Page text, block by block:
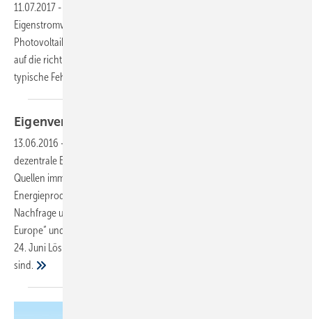
11.07.2017 -
Eigenstromversorgung in Kombination mit Batterien beschert der
Photovoltaik einen neuen Bauboom. Dabei kommt es nach wie vor
auf die richtige und sichere Montage der PV-Module an. Dabei sind
typische Fehler unbedingt zu vermeiden.
Eigenverbrauch entwickelt
13.06.2016 -
dezentrale Erzeugung und Einspeisung von Energie aus erneuerbaren
Quellen immer wichtiger. Verbraucher werden dabei auch zu
Energieproduzenten, digitale Energiemanagement-Lösungen bringen
Nachfrage und Verbrauch in Einklang. Die Fachmessen „Intersolar
Europe“ und „ees Europe“ stellen in der Messe München vom 22. bis
24. Juni Lösungen vor, die auch für das SHK-Handwerk interessant
sind.